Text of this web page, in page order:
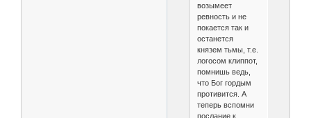
возымеет
ревность и не
покается так и
останется
князем тьмы, т.е.
логосом клиппот,
помнишь ведь,
что Бог гордым
противится. А
теперь вспомни
послание к